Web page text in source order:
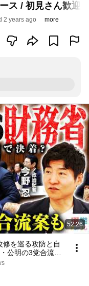
ス / 初見さん歓
2 years ago more
52:26
修を巡る攻防と自
公明の3党合流構
【今野忍×山本